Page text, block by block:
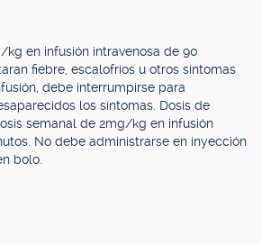
kg en infusión intravenosa de 90
fiebre, escalofríos u otros síntomas
debe interrumpirse para
los síntomas. Dosis de
semanal de 2mg/kg en infusión
No debe administrarse en inyección
bolo.